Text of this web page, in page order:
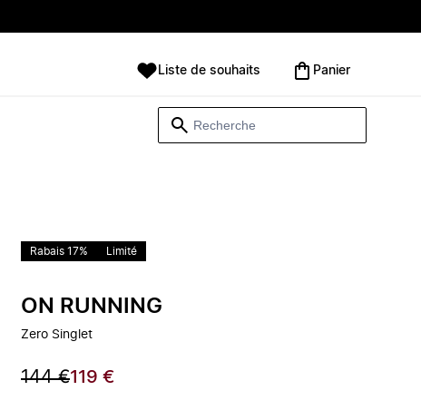
Liste de souhaits Panier
Rabais 17% Limité
ON RUNNING
Zero Singlet
144 €119 €